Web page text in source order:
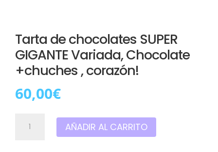
Tarta de chocolates SUPER
GIGANTE Variada, Chocolate
+chuches , corazón!
60,00€
AÑADIR AL CARRITO